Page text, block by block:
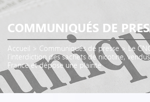
COMMUNIQUÉS DE
Accueil > Communiqués de presse> Le
l’interdiction des sachets de nicotine,
France et dépose une plainte